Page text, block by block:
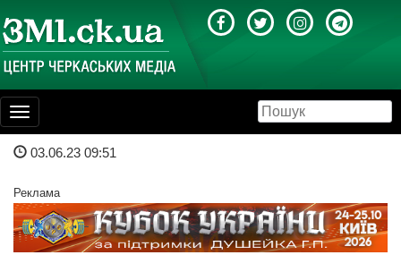
Toggle
navigation
03.06.23 09:51
Реклама